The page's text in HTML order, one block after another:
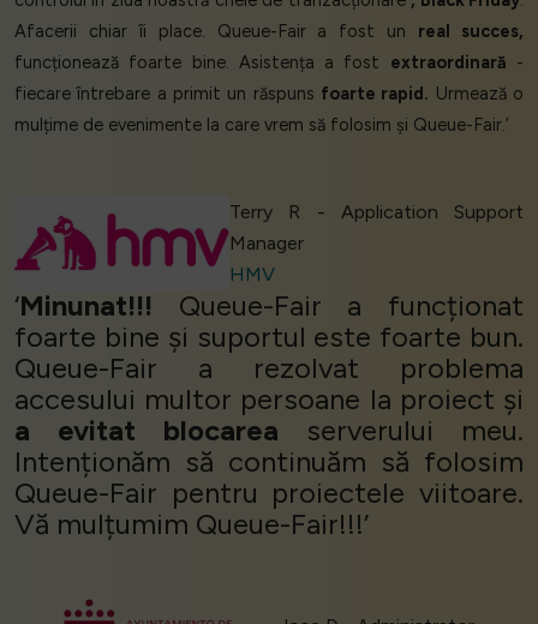
Afacerii chiar îi place. Queue-Fair a fost un real succes,
funcționează foarte bine. Asistența a fost extraordinară -
fiecare întrebare a primit un răspuns foarte rapid. Urmează o
mulțime de evenimente la care vrem să folosim și Queue-Fair.’
Terry R - Application Support
Manager
HMV
‘Minunat!!! Queue-Fair a funcționat
foarte bine și suportul este foarte bun.
Queue-Fair a rezolvat problema
accesului multor persoane la proiect și
a evitat blocarea serverului meu.
Intenționăm să continuăm să folosim
Queue-Fair pentru proiectele viitoare.
Vă mulțumim Queue-Fair!!!’